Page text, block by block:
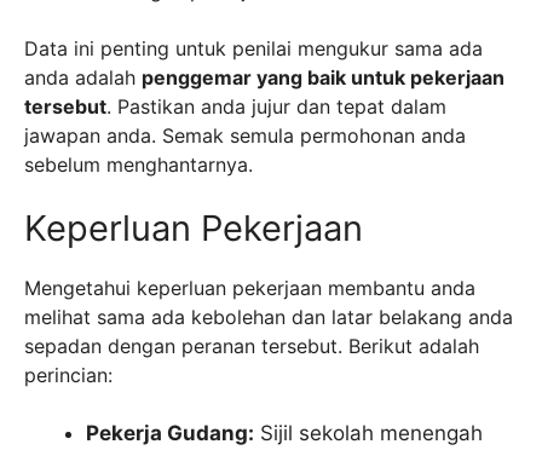
Data ini penting untuk penilai mengukur sama ada
anda adalah penggemar yang baik untuk pekerjaan
tersebut. Pastikan anda jujur dan tepat dalam
jawapan anda. Semak semula permohonan anda
sebelum menghantarnya.
Keperluan Pekerjaan
Mengetahui keperluan pekerjaan membantu anda
melihat sama ada kebolehan dan latar belakang anda
sepadan dengan peranan tersebut. Berikut adalah
perincian:
Pekerja Gudang: Sijil sekolah menengah